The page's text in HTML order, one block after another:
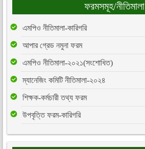
ফরমসমূহ/নীতিমালা
এমপিও নীতিমালা-কারিগরি
আপার গ্রেড নমুনা ফরম
এমপিও নীতিমালা-২০২১(সংশোধিত)
ম্যানেজিং কমিটি নীতিমালা-২০২৪
শিক্ষক-কর্মচারী তথ্য ফরম
উপবৃত্তি ফরম-কারিগরি